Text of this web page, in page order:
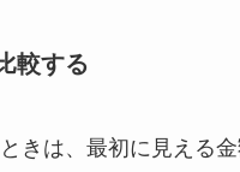
較する
きは、最初に見える